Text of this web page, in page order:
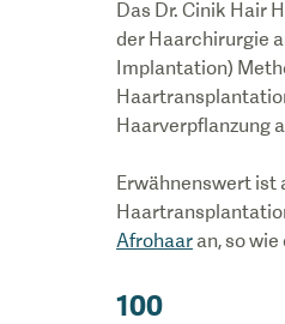
Das Dr. Cinik Hair
der Haarchirurgie
Implantation)
Haarverpflanzung
Erwähnenswert ist
Afrohaar an, so
100